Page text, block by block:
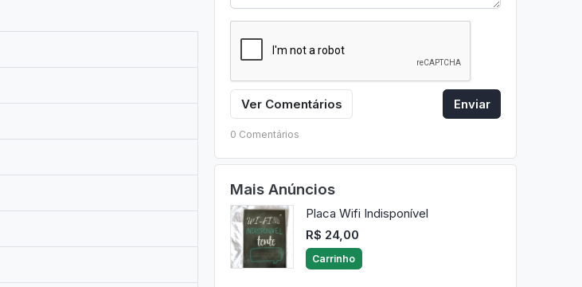
Ver Comentários Enviar
0 Comentários
Mais Anúncios
Placa Wifi Indisponível
R$ 24,00
Carrinho